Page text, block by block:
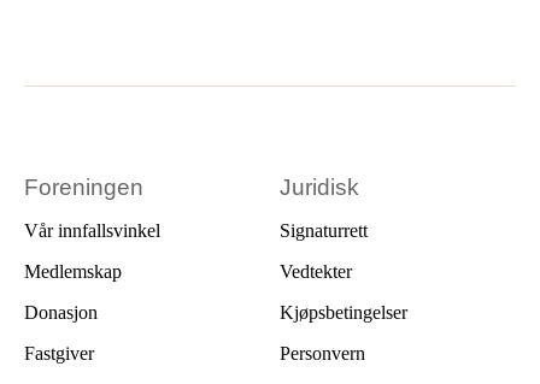
Foreningen
Vår innfallsvinkel
Medlemskap
Donasjon
Fastgiver
Juridisk
Signaturrett
Vedtekter
Kjøpsbetingelser
Personvern